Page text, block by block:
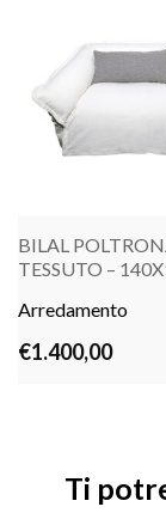
LEGGI
BILAL
TESSUTO –
Arredamento
€1.400,00
Ti